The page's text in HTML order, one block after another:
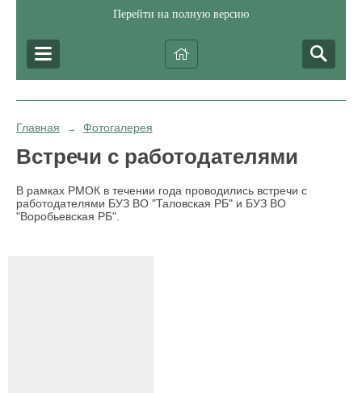
Перейти на полную версию
Главная → Фотогалерея
Встречи с работодателями
В рамках РМОК в течении года проводились встречи с
работодателями БУЗ ВО "Таловская РБ" и БУЗ ВО
"Воробьевская РБ".